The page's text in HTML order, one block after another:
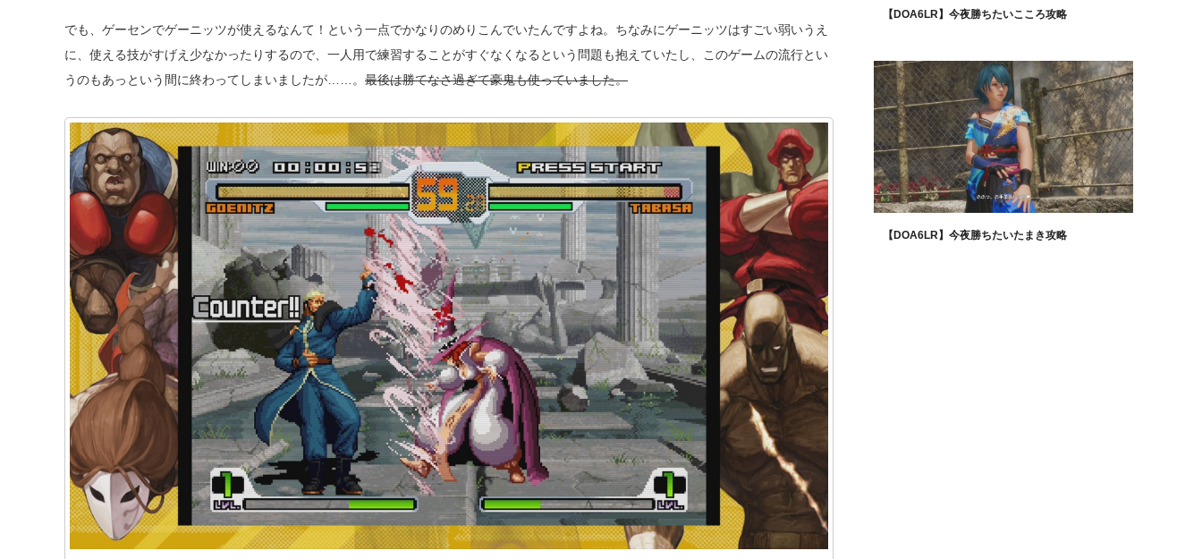
でも、ゲーセンでゲーニッツが使えるなんて！という一点でかなりのめりこんでいたんですよね。ちなみにゲーニッツはすごい弱いうえ
に、使える技がすげえ少なかったりするので、一人用で練習することがすぐなくなるという問題も抱えていたし、このゲームの流行とい
うのもあっという間に終わってしまいましたが……。 最後は勝てなさ過ぎて豪鬼も使っていました。
【DOA6LR】今夜勝ちたいこころ攻略
【DOA6LR】今夜勝ちたいたまき攻略